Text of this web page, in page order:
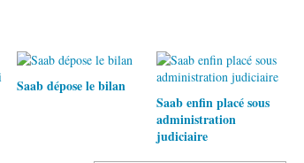
Saab dépose le bilan
Saab enfin placé sous
administration
judiciaire